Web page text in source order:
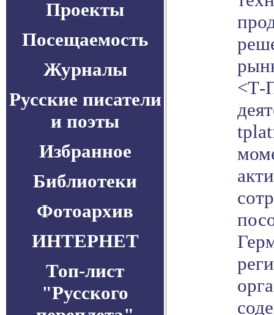
Проекты
Посещаемость
Журналы
Русские писатели
и поэты
Избранное
Библиотеки
Фотоархив
ИНТЕРНЕТ
Топ-лист
"Русского
<Т-